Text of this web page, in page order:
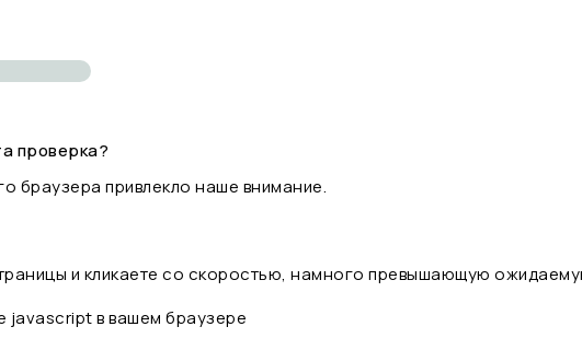
проверка?
браузера привлекло наше внимание.
и кликаете со скоростью, намного превышающую
javascript в вашем браузере